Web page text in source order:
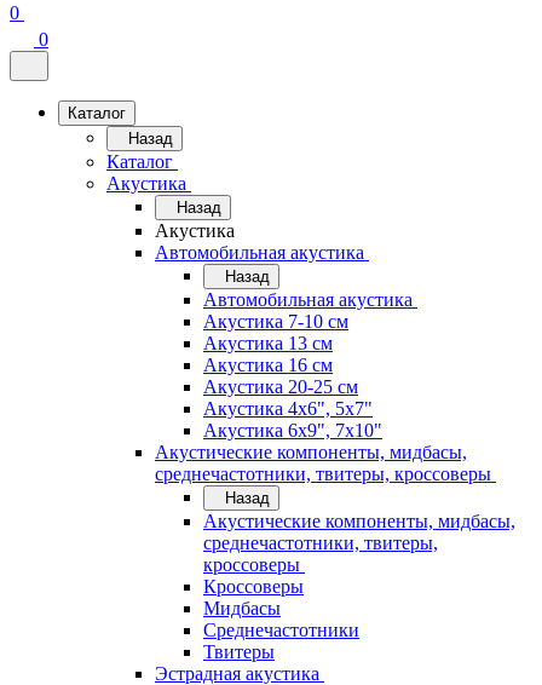
0
0
Каталог
Назад
Каталог
Акустика
Назад
Акустика
Автомобильная акустика
Назад
Автомобильная акустика
Акустика 7-10 см
Акустика 13 см
Акустика 16 см
Акустика 20-25 см
Акустика 4х6", 5х7"
Акустика 6х9", 7х10"
Акустические компоненты, мидбасы,
среднечастотники, твитеры, кроссоверы
Назад
Акустические компоненты, мидбасы,
среднечастотники, твитеры,
кроссоверы
Кроссоверы
Мидбасы
Среднечастотники
Твитеры
Эстрадная акустика